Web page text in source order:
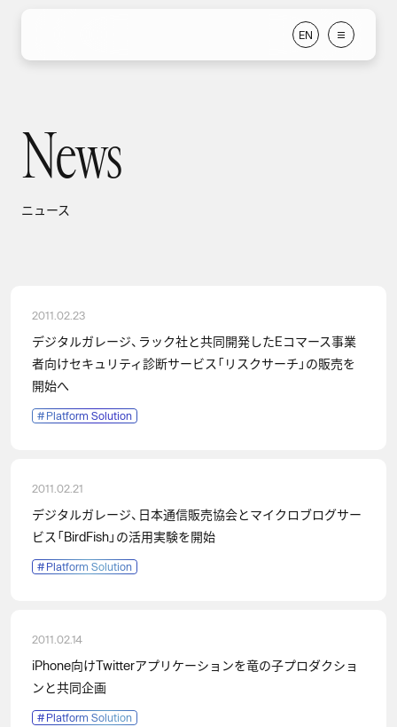
EN
EN
ニュース
News
ニュース
2011.02.23
デジタルガレージ、ラック社と共同開発したEコマース事業
者向けセキュリティ診断サービス「リスクサーチ」の販売を
開始へ
# Platform Solution
2011.02.21
デジタルガレージ、日本通信販売協会とマイクロブログサー
ビス「BirdFish」の活用実験を開始
# Platform Solution
2011.02.14
iPhone向けTwitterアプリケーションを竜の子プロダクショ
ンと共同企画
# Platform Solution